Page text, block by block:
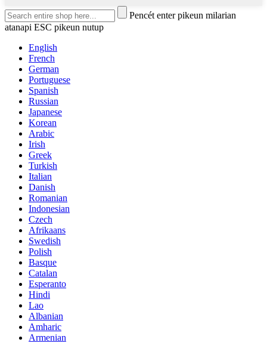
Pencét enter pikeun milarian
atanapi ESC pikeun nutup
English
French
German
Portuguese
Spanish
Russian
Japanese
Korean
Arabic
Irish
Greek
Turkish
Italian
Danish
Romanian
Indonesian
Czech
Afrikaans
Swedish
Polish
Basque
Catalan
Esperanto
Hindi
Lao
Albanian
Amharic
Armenian